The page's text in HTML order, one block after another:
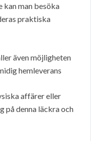
kan man besöka
praktiska
även möjligheten
hemleverans
affärer eller
på denna läckra och